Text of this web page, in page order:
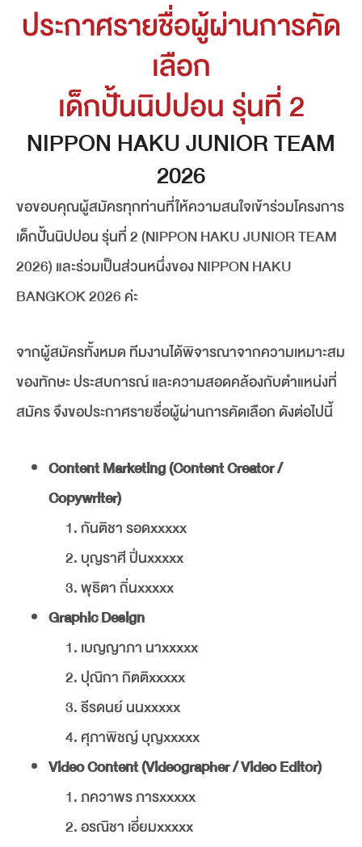
ประกาศรายชื่อผู้ผ่านการคัด
เลือก
เด็กปั้นนิปปอน รุ่นที่ 2
NIPPON HAKU JUNIOR TEAM
2026
ขอขอบคุณผู้สมัครทุกท่านที่ให้ความสนใจเข้าร่วมโครงการ
เด็กปั้นนิปปอน รุ่นที่ 2 (NIPPON HAKU JUNIOR TEAM
2026) และร่วมเป็นส่วนหนึ่งของ NIPPON HAKU
BANGKOK 2026 ค่ะ
จากผู้สมัครทั้งหมด ทีมงานได้พิจารณาจากความเหมาะสม
ของทักษะ ประสบการณ์ และความสอดคล้องกับตำแหน่งที่
สมัคร จึงขอประกาศรายชื่อผู้ผ่านการคัดเลือก ดังต่อไปนี้
Content Marketing (Content Creator /
Copywriter)
กันติชา รอดxxxxx
บุญราศี ปิ่นxxxxx
พุธิตา ถิ่นxxxxx
Graphic Design
เบญญาภา นาxxxxx
ปุณิกา กิตติxxxxx
ธีรดนย์ นนxxxxx
ศุภาพิชญ์ บุญxxxxx
Video Content (Videographer / Video Editor)
ภควาพร ภารxxxxx
อรณิชา เอี่ยมxxxxx